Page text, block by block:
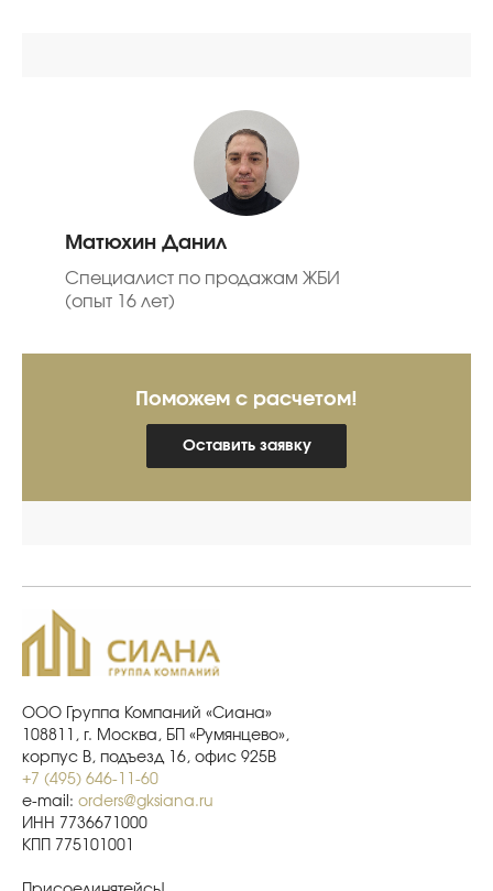
Матюхин Данил
Специалист по продажам ЖБИ
(опыт 16 лет)
Поможем с расчетом!
Оставить заявку
ООО Группа Компаний «Сиана»
108811, г. Москва, БП «Румянцево»,
корпус В, подъезд 16, офис 925В
+7 (495) 646-11-60
e-mail: orders@gksiana.ru
ИНН 7736671000
КПП 775101001